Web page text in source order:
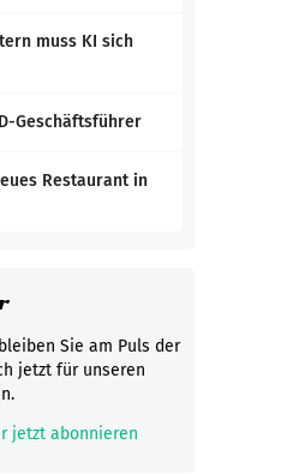
muss KI sich
Geschäftsführer
Restaurant in
Sie am Puls der
jetzt für unseren
jetzt abonnieren